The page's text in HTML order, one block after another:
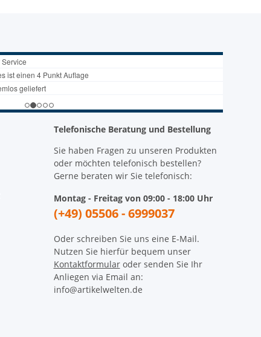
Telefonische Beratung und Bestellung
Sie haben Fragen zu unseren Produkten
oder möchten telefonisch bestellen?
Gerne beraten wir Sie telefonisch:
Montag - Freitag von 09:00 - 18:00 Uhr
(+49) 05506 - 6999037
Oder schreiben Sie uns eine E-Mail.
Nutzen Sie hierfür bequem unser
Kontaktformularoder senden Sie Ihr
Anliegen via Email an:
info@artikelwelten.de